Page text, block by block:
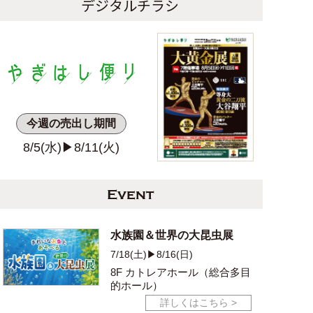
デジタルチラシ
今週の売出し期間
8/5(水)▶8/11(火)
Event
水族園＆世界の大昆虫展
7/18(土)▶8/16(日)
8F カトレアホール （総合多目
的ホール）
詳しくはこちら >